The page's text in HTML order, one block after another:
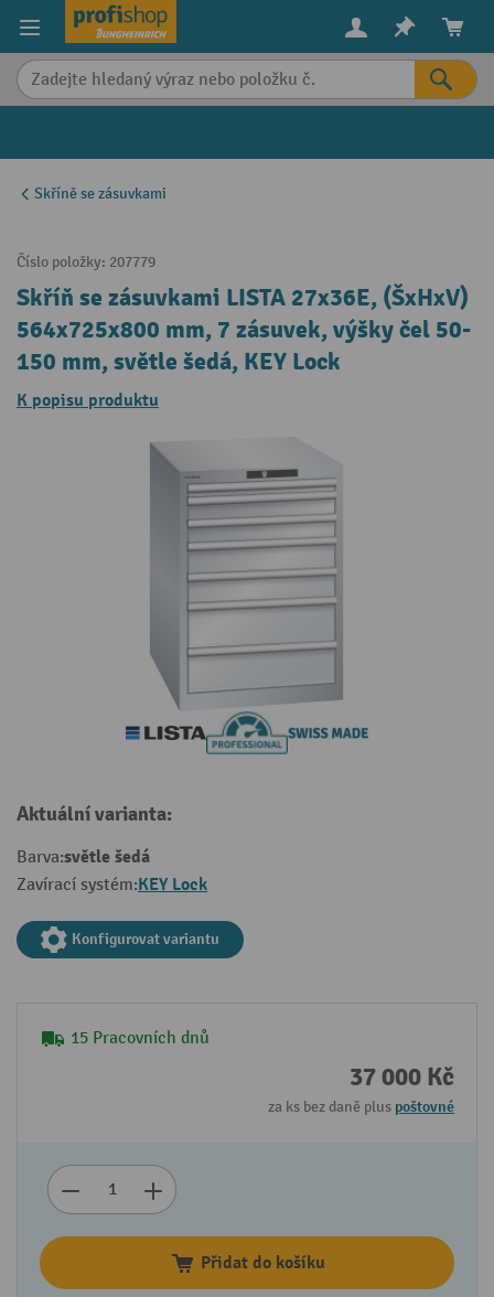
content
Skříně se zásuvkami
Číslo položky: 207779
Skříň se zásuvkami LISTA 27x36E, (ŠxHxV)
564x725x800 mm, 7 zásuvek, výšky čel 50-
150 mm, světle šedá, KEY Lock
K popisu produktu
Aktuální varianta:
Barva:světle šedá
Zavírací systém:KEY Lock
Konfigurovat variantu
15 Pracovních dnů
37 000 Kč
za ks bez daně plus poštovné
Přidat do košíku